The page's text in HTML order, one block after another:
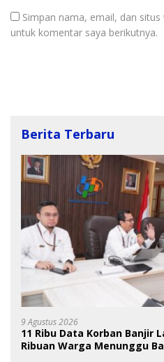
Simpan nama, email, dan
untuk komentar saya berikutnya.
Berita Terbaru
9 Agustus 2026
11 Ribu Data Korban Banjir
Ribuan Warga Menunggu